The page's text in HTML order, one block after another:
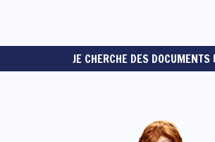
JE CHERCHE DES DOCUMENTS